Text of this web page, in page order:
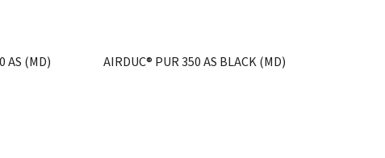
AS (MD) AIRDUC® PUR 350 AS BLACK (MD)